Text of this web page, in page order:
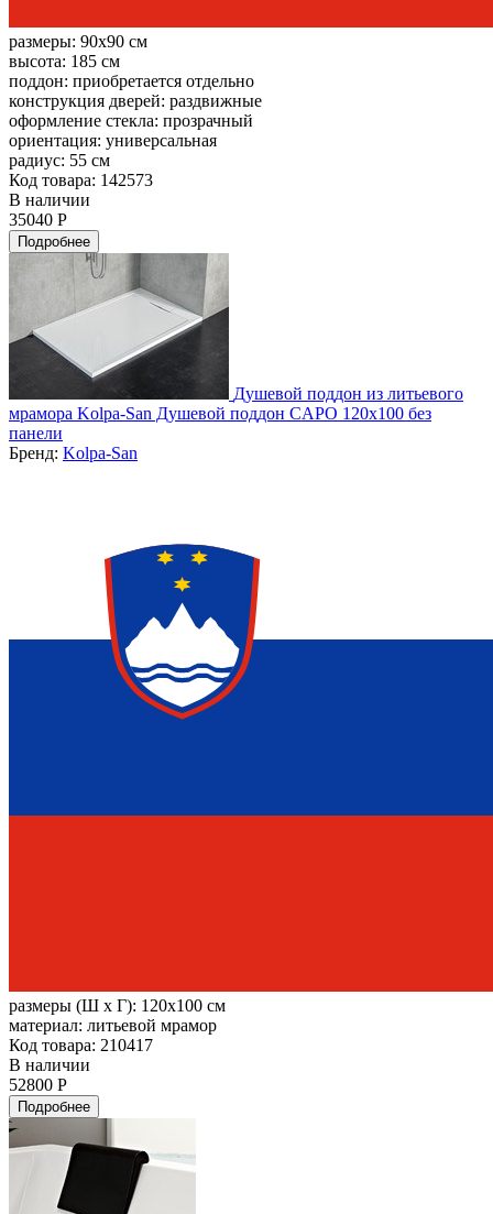
размеры: 90x90 см
высота: 185 см
поддон: приобретается отдельно
конструкция дверей: раздвижные
оформление стекла: прозрачный
ориентация: универсальная
радиус: 55 см
Код товара: 142573
В наличии
35040 Р
Подробнее
Душевой поддон из литьевого
мрамора Kolpa-San Душевой поддон CAPO 120x100 без
панели
Бренд: Kolpa-San
размеры (Ш х Г): 120x100 см
материал: литьевой мрамор
Код товара: 210417
В наличии
52800 Р
Подробнее